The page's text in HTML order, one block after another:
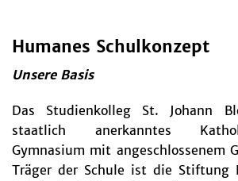
Humanes Schulkonzept
Unsere Basis
Das Studienkolleg St. Johann
staatlich anerkanntes
Gymnasium mit angeschlossenem
Träger der Schule ist die Stiftung